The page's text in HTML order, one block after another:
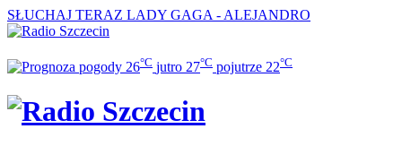
SŁUCHAJ TERAZ LADY GAGA - ALEJANDRO
26°C jutro 27°C pojutrze 22°C